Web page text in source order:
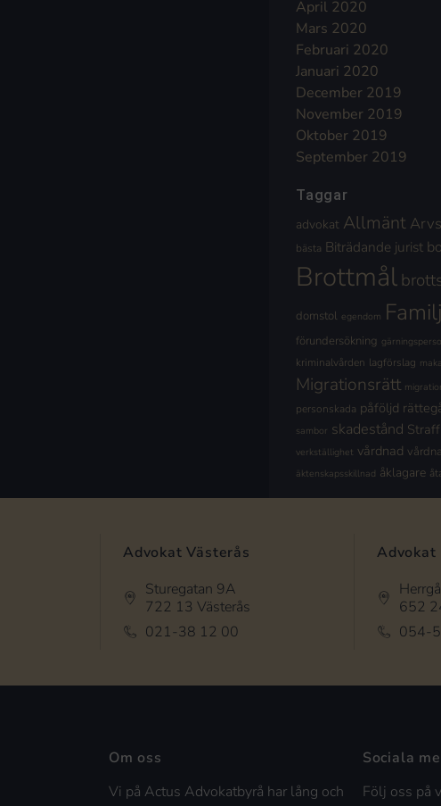
April 2020
Mars 2020
Februari 2020
Januari 2020
December 2019
November 2019
Oktober 2019
September 2019
Taggar
advokat Allmänt
bästa Biträdande jurist
Brottmål
domstol egendom
förundersökning
kriminalvården lagförslag
Migrationsrätt
personskada påföljd
sambor skadestånd
verkställighet vårdnad
äktenskapsskillnad åklagare
Advokat Västerås
Sturegatan 9A
722 13 Västerås
021-38 12 00
Advokat
652
054-
Om oss
Vi på Actus Advokatbyrå har lång och
Sociala
Följ oss på